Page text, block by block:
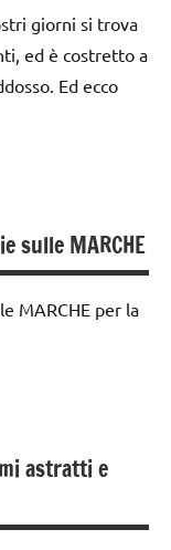
giorni si trova
ed è costretto a
Ed ecco
sulle MARCHE
MARCHE per la
astratti e